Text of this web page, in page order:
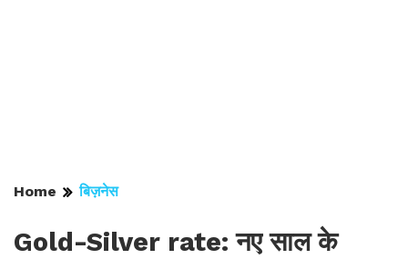
Home बिज़नेस
Gold-Silver rate: नए साल के